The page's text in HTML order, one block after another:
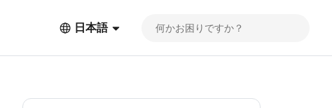
日本語